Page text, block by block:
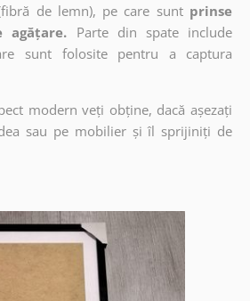
de lemn), pe care sunt prinse
agățare.
Parte din spate include
sunt folosite pentru a captura
modern veți obține, dacă așezați
sau pe mobilier și îl sprijiniți de